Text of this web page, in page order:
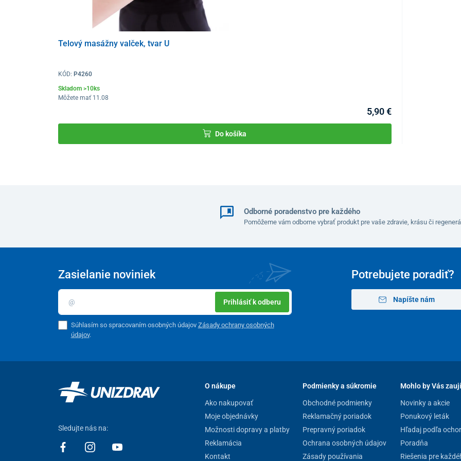
Telový masážny valček, tvar U
KÓD: P4260
Skladom >10ks
Môžete mať 11.08
5,90 €
Do košíka
Odborné poradenstvo pre každého
Pomôžeme vám odborne vybrať produkt pre vaše zdravie, krásu či
Potrebujete poradiť?
Napíšte nám
Zasielanie noviniek
Prihlásiť k odberu
Súhlasím so spracovaním osobných údajov Zásady ochrany osobných
údajov.
Sledujte nás na:
O nákupe
Ako nakupovať
Moje objednávky
Možnosti dopravy a platby
Reklamácia
Kontakt
Podmienky a súkromie
Obchodné podmienky
Reklamačný poriadok
Prepravný poriadok
Ochrana osobných údajov
Zásady používania
Mohlo by Vás
Novinky a akcie
Ponukový leták
Hľadaj podľa
Poradňa
Riešenia pre